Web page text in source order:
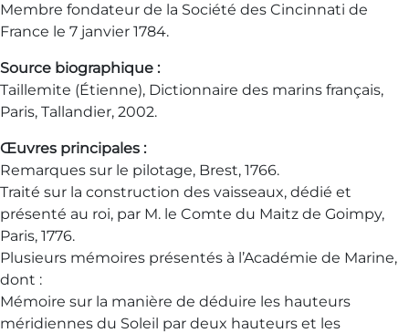
Membre fondateur de la Société des Cincinnati de
France le 7 janvier 1784.
Source biographique :
Taillemite (Étienne), Dictionnaire des marins français,
Paris, Tallandier, 2002.
Œuvres principales :
Remarques sur le pilotage, Brest, 1766.
Traité sur la construction des vaisseaux, dédié et
présenté au roi, par M. le Comte du Maitz de Goimpy,
Paris, 1776.
Plusieurs mémoires présentés à l’Académie de Marine,
dont :
Mémoire sur la manière de déduire les hauteurs
méridiennes du Soleil par deux hauteurs et les